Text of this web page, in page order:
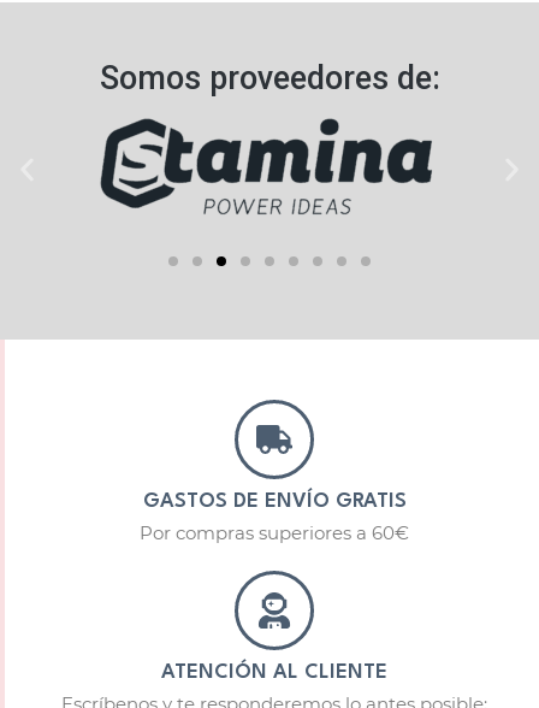
Somos proveedores de:
GASTOS DE ENVÍO GRATIS
Por compras superiores a 60€
ATENCIÓN AL CLIENTE